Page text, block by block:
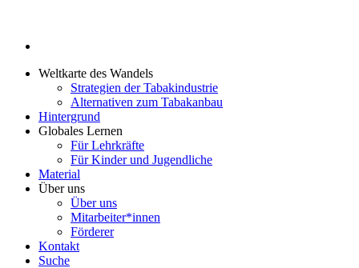
Weltkarte des Wandels
Strategien der Tabakindustrie
Alternativen zum Tabakanbau
Hintergrund
Globales Lernen
Für Lehrkräfte
Für Kinder und Jugendliche
Material
Über uns
Über uns
Mitarbeiter*innen
Förderer
Kontakt
Suche